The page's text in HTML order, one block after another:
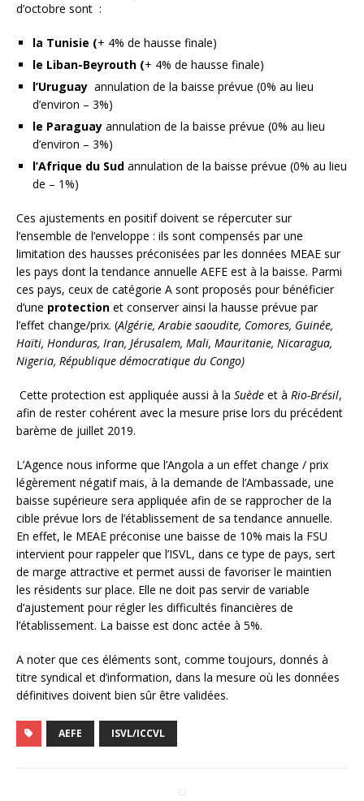
d’octobre sont :
la Tunisie (+ 4% de hausse finale)
le Liban-Beyrouth (+ 4% de hausse finale)
l’Uruguay annulation de la baisse prévue (0% au lieu
d’environ – 3%)
le Paraguay annulation de la baisse prévue (0% au lieu
d’environ – 3%)
l’Afrique du Sud annulation de la baisse prévue (0% au lieu
de – 1%)
Ces ajustements en positif doivent se répercuter sur
l’ensemble de l’enveloppe : ils sont compensés par une
limitation des hausses préconisées par les données MEAE sur
les pays dont la tendance annuelle AEFE est à la baisse. Parmi
ces pays, ceux de catégorie A sont proposés pour bénéficier
d’une protection et conserver ainsi la hausse prévue par
l’effet change/prix. (Algérie, Arabie saoudite, Comores, Guinée,
Haïti, Honduras, Iran, Jérusalem, Mali, Mauritanie, Nicaragua,
Nigeria, République démocratique du Congo)
Cette protection est appliquée aussi à la Suède et à Rio-Brésil,
afin de rester cohérent avec la mesure prise lors du précédent
barème de juillet 2019.
L’Agence nous informe que l’Angola a un effet change / prix
légèrement négatif mais, à la demande de l’Ambassade, une
baisse supérieure sera appliquée afin de se rapprocher de la
cible prévue lors de l’établissement de sa tendance annuelle.
En effet, le MEAE préconise une baisse de 10% mais la FSU
intervient pour rappeler que l’ISVL, dans ce type de pays, sert
de marge attractive et permet aussi de favoriser le maintien
les résidents sur place. Elle ne doit pas servir de variable
d’ajustement pour régler les difficultés financières de
l’établissement. La baisse est donc actée à 5%.
A noter que ces éléments sont, comme toujours, donnés à
titre syndical et d’information, dans la mesure où les données
définitives doivent bien sûr être validées.
AEFE ISVL/ICCVL